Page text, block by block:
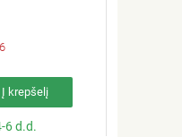
Į krepšelį
6 d.d.